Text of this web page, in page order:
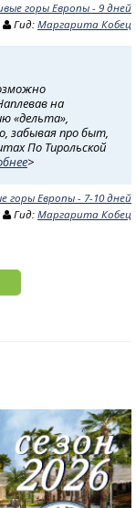
горы Европы - 9 дней
Гид: Маргарита Кобец
на
«дельта»,
забывая про быт,
По Тирольской
>
горы Европы - 7-10 дней
Гид: Маргарита Кобец